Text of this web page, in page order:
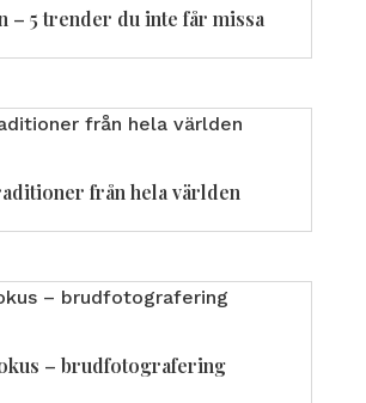
– 5 trender du inte får missa
från hela världen
– brudfotografering